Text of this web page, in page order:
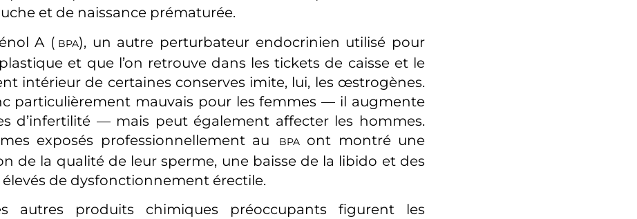
et de naissance prématurée.
A ( BPA), un autre perturbateur endocrinien utilisé pour
et que l’on retrouve dans les tickets de caisse et le
intérieur de certaines conserves imite, lui, les œstrogènes.
particulièrement mauvais pour les femmes — il augmente
d’infertilité — mais peut également affecter les hommes.
exposés professionnellement au
BPA
ont montré une
de la qualité de leur sperme, une baisse de la libido et des
de dysfonctionnement érectile.
autres produits chimiques préoccupants figurent les